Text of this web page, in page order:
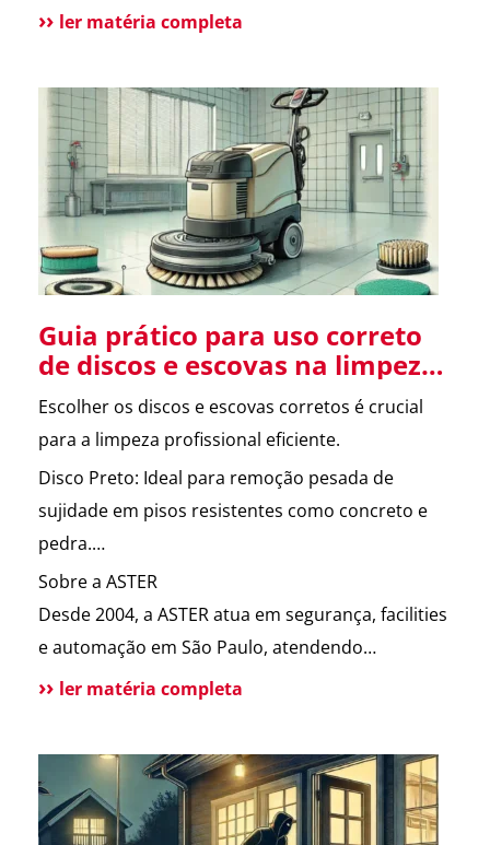
datas comemorativas e ocasiões especiais. Um
crédito. Descubra como ele funciona e como
evitar ser uma vítima. O que […]
ler matéria completa
Guia prático para uso correto
de discos e escovas na limpeza
profissional.
Escolher os discos e escovas corretos é crucial
para a limpeza profissional eficiente.
Disco Preto: Ideal para remoção pesada de
sujidade em pisos resistentes como concreto e
pedra.
Disco Verde: Usado para limpeza intermediária
em pisos de vinil e linóleo.
Disco Vermelho: Perfeito para limpeza leve e
especialmente irregulares como carpetes e
concreto texturizado.
Tynex: Altamente abrasiva, indicada para
Sobre a ASTER
Desde 2004, a ASTER atua em segurança, facilities
e automação em São Paulo, atendendo
condomínios e empresas com eficiência e
vigilância. Solicite um orçamento sem
compromisso.
ler matéria completa